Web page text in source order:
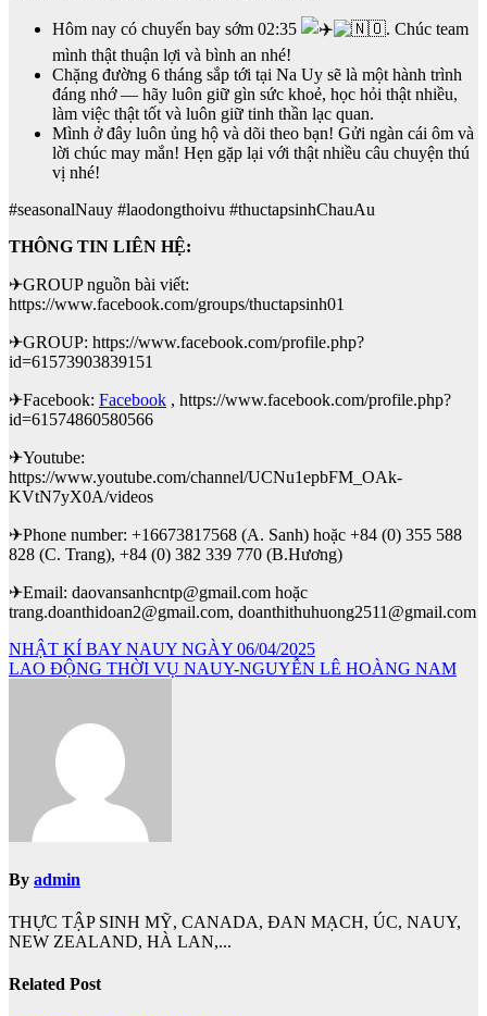
Hôm nay có chuyến bay sớm 02:35 . Chúc team
mình thật thuận lợi và bình an nhé!
Chặng đường 6 tháng sắp tới tại Na Uy sẽ là một hành trình
đáng nhớ — hãy luôn giữ gìn sức khoẻ, học hỏi thật nhiều,
làm việc thật tốt và luôn giữ tinh thần lạc quan.
Mình ở đây luôn ủng hộ và dõi theo bạn! Gửi ngàn cái ôm và
lời chúc may mắn! Hẹn gặp lại với thật nhiều câu chuyện thú
vị nhé!
#seasonalNauy #laodongthoivu #thuctapsinhChauAu
THÔNG TIN LIÊN HỆ:
✈GROUP nguồn bài viết:
https://www.facebook.com/groups/thuctapsinh01
✈GROUP: https://www.facebook.com/profile.php?
id=61573903839151
✈Facebook: Facebook , https://www.facebook.com/profile.php?
id=61574860580566
✈Youtube:
https://www.youtube.com/channel/UCNu1epbFM_OAk-
KVtN7yX0A/videos
✈Phone number: +16673817568 (A. Sanh) hoặc +84 (0) 355 588
828 (C. Trang), +84 (0) 382 339 770 (B.Hương)
✈Email: daovansanhcntp@gmail.com hoặc
trang.doanthidoan2@gmail.com, doanthithuhuong2511@gmail.com
Điều
hướng
NHẬT KÍ BAY NAUY NGÀY 06/04/2025
LAO ĐỘNG THỜI VỤ NAUY-NGUYỄN LÊ HOÀNG NAM
By admin
THỰC TẬP SINH MỸ, CANADA, ĐAN MẠCH, ÚC, NAUY,
NEW ZEALAND, HÀ LAN,...
Related Post